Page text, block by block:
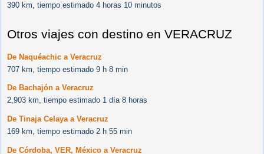
390 km, tiempo estimado 4 horas 10 minutos
Otros viajes con destino en VERACRUZ
De Naquéachic a Veracruz
707 km, tiempo estimado 9 h 8 min
De Bachajón a Veracruz
2,903 km, tiempo estimado 1 día 8 horas
De Tinaja Celaya a Veracruz
169 km, tiempo estimado 2 h 55 min
De Córdoba, VER, México a Veracruz